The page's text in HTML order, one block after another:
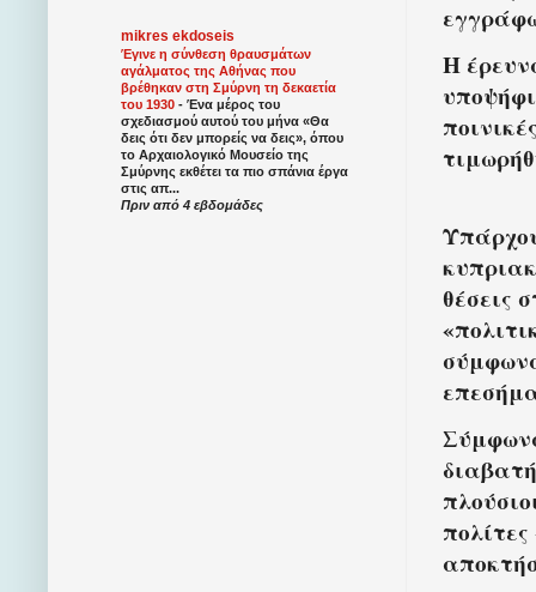
Η
θέσεις
mikres ekdoseis
Έγινε η σύνθεση θραυσμάτων
αγάλματος της Αθήνας που
βρέθηκαν στη Σμύρνη τη δεκαετία
του 1930 - Ένα μέρος του
σχεδιασμού αυτού του μήνα «Θα
δεις ότι δεν μπορείς να δεις», όπου
το Αρχαιολογικό Μουσείο της
Σμύρνης εκθέτει τα πιο σπάνια έργα
στις απ...
Πριν από 4 εβδομάδες